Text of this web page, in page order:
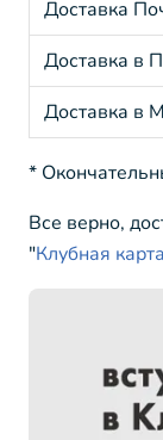
Доставка
Доставка в
Доставка в
*
Все верно,
"Клубная